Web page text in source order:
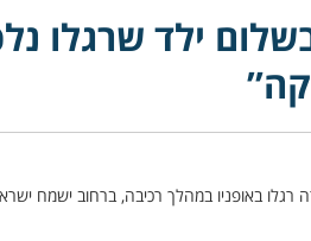
ילד שרגלו
רגלו באופניו במהלך רכיבה, ברחוב ישמח